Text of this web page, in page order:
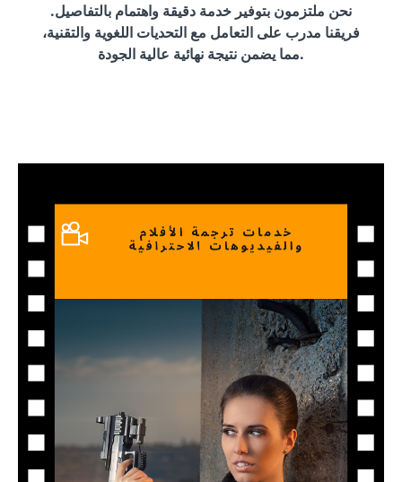
نحن ملتزمون بتوفير خدمة دقيقة واهتمام بالتفاصيل.
فريقنا مدرب على التعامل مع التحديات اللغوية والتقنية،
مما يضمن نتيجة نهائية عالية الجودة.